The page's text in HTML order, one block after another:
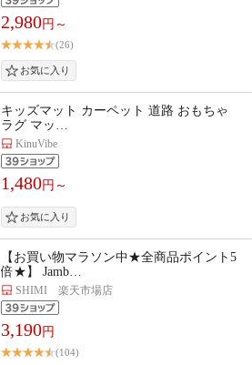
2,980円～
(26)
キッズマット カーペット 道路 おもちゃ
ラグ マッ…
KinuVibe
1,480円～
【お買い物マラソン中★全商品ポイント5
倍★】 Jamb…
SHIMI 楽天市場店
3,190円
(104)